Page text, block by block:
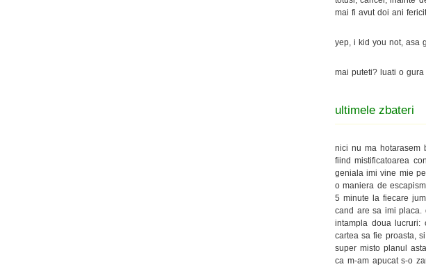
mai fi avut doi ani
yep, i kid you not, asa
mai puteti? luati o
ultimele zbateri
nici nu ma hotarasem
fiind mistificatoarea
geniala imi vine mie
o maniera de
5 minute la fiecare
cand are sa imi placa.
intampla doua lucruri:
cartea sa fie proasta,
super misto planul
ca m-am apucat s-o